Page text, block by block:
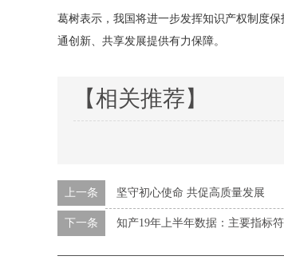
葛树表示，我国将进一步发挥知识产权制度
通创新、共享发展提供有力保障。
【相关推荐】
上一条 坚守初心使命 共促高质量发展
下一条 知产19年上半年数据：主要指标